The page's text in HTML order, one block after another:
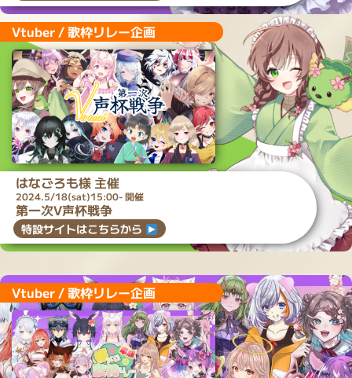
Vtuber / 歌枠リレー企画
はなごろも様 主催
2024.5/18(sat)15:00- 開催
第一次V声杯戦争
特設サイトはこちらから
Vtuber / 歌枠リレー企画